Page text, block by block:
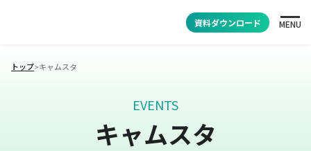
資料ダウンロード MENU
トップ>キャムスタ
EVENTS
キャムスタ